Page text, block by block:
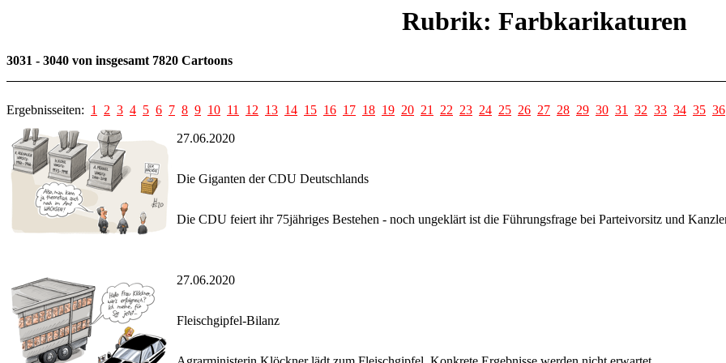
Rubrik: Farbkarikaturen
3031 - 3040 von insgesamt 7820 Cartoons
Ergebnisseiten: 1 2 3 4 5 6 7 8 9 10 11 12 13 14 15 16 17 18 19 20 21 22 23 24 25 26 27 28 29 30 31 32 33 34 35 36
27.06.2020
Die Giganten der CDU Deutschlands
Die CDU feiert ihr 75jähriges Bestehen - noch ungeklärt ist die Führungsfrage bei Parteivorsitz und
27.06.2020
Fleischgipfel-Bilanz